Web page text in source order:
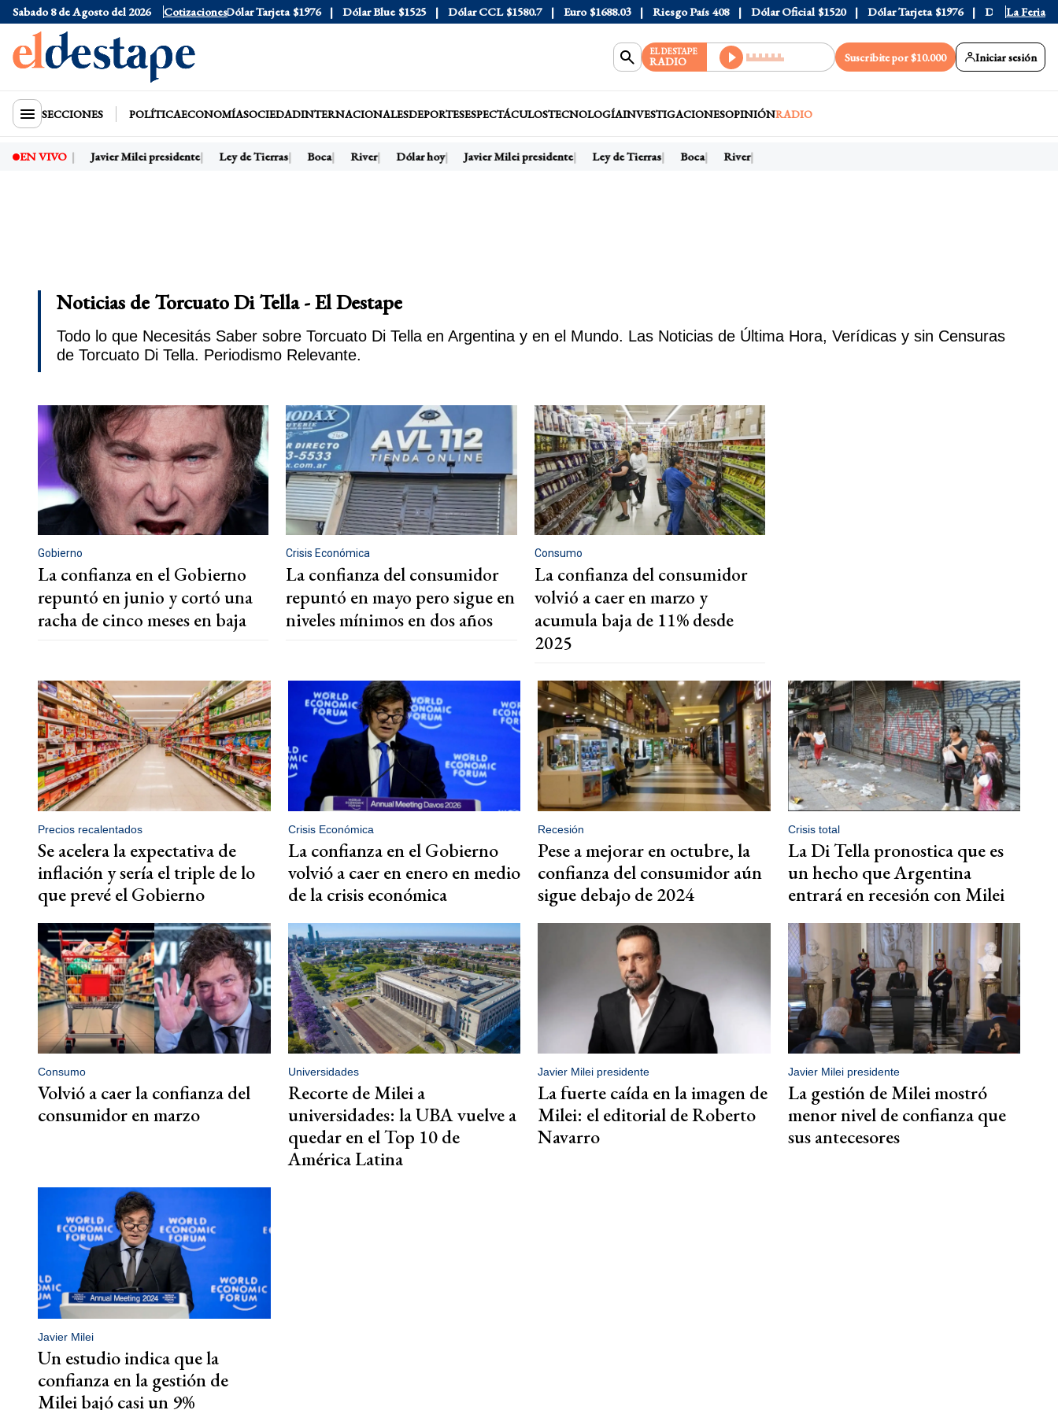
Sabado 8 de Agosto del 2026 Cotizaciones
Dólar Oficial $1520 Dólar Tarjeta $1976 Dólar Blue $1525 Dólar CCL $1580.7 Euro $1688.03 Riesgo País 408 Dólar Oficial $1520 Dólar Tarjeta $1976 Dólar Blue $1525
La Feria
EL DESTAPE
RADIO Suscribite por $10.000 Iniciar sesión
SECCIONES POLÍTICAECONOMÍASOCIEDADINTERNACIONALESDEPORTESESPECTÁCULOSTECNOLOGÍAINVESTIGACIONESOPINIÓNRADIO
EN VIVO
Dólar hoy Javier Milei presidente Ley de Tierras Boca River Dólar hoy Javier Milei presidente Ley de Tierras Boca River
Noticias de Torcuato Di Tella - El Destape
Todo lo que Necesitás Saber sobre Torcuato Di Tella en Argentina y en el Mundo. Las Noticias de Última Hora, Verídicas y sin Censuras
de Torcuato Di Tella. Periodismo Relevante.
Gobierno
La confianza en el Gobierno
repuntó en junio y cortó una
racha de cinco meses en baja
Crisis Económica
La confianza del consumidor
repuntó en mayo pero sigue en
niveles mínimos en dos años
Consumo
La confianza del consumidor
volvió a caer en marzo y
acumula baja de 11% desde
2025
Precios recalentados
Se acelera la expectativa de
inflación y sería el triple de lo
que prevé el Gobierno
Crisis Económica
La confianza en el Gobierno
volvió a caer en enero en medio
de la crisis económica
Recesión
Pese a mejorar en octubre, la
confianza del consumidor aún
sigue debajo de 2024
Crisis total
La Di Tella pronostica que es
un hecho que Argentina
entrará en recesión con Milei
Consumo
Volvió a caer la confianza del
consumidor en marzo
Universidades
Recorte de Milei a
universidades: la UBA vuelve a
quedar en el Top 10 de
América Latina
Javier Milei presidente
La fuerte caída en la imagen de
Milei: el editorial de Roberto
Navarro
Javier Milei presidente
La gestión de Milei mostró
menor nivel de confianza que
sus antecesores
Javier Milei
Un estudio indica que la
confianza en la gestión de
Milei bajó casi un 9%